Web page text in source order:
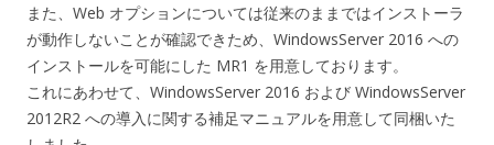
また、Web オプションについては従来のままではインストーラ
が動作しないことが確認できため、WindowsServer 2016 への
インストールを可能にした MR1 を用意しております。
これにあわせて、WindowsServer 2016 および WindowsServer
2012R2 への導入に関する補足マニュアルを用意して同梱いた